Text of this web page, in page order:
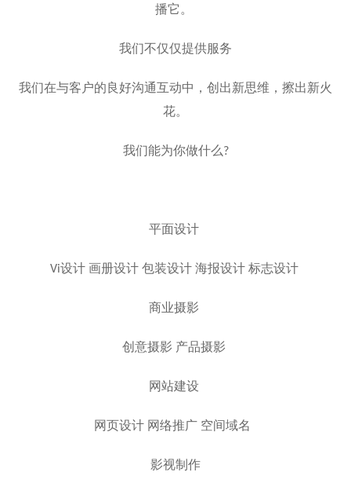
播它。
我们不仅仅提供服务
我们在与客户的良好沟通互动中，创出新思维，擦出新火
花。
我们能为你做什么?
平面设计
Vi设计 画册设计 包装设计 海报设计 标志设计
商业摄影
创意摄影 产品摄影
网站建设
网页设计 网络推广 空间域名
影视制作